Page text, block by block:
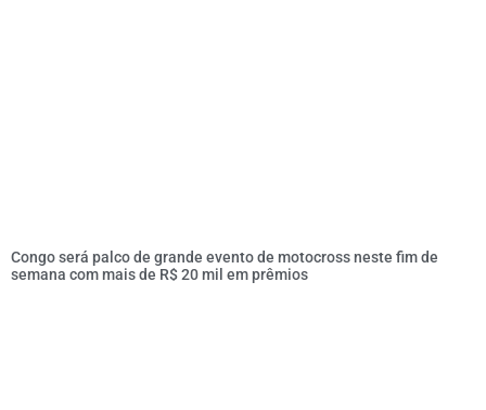
Congo será palco de grande evento de motocross neste fim de
semana com mais de R$ 20 mil em prêmios